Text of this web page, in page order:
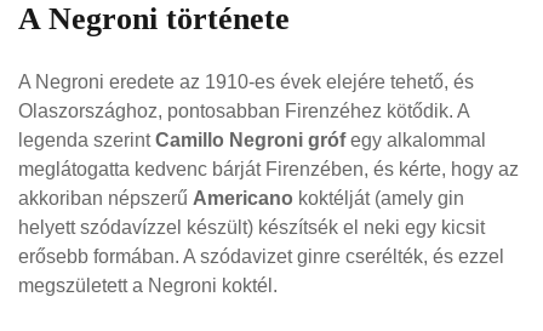
A Negroni története
A Negroni eredete az 1910-es évek elejére tehető, és
Olaszországhoz, pontosabban Firenzéhez kötődik. A
legenda szerintCamillo Negroni grófegy alkalommal
meglátogatta kedvenc bárját Firenzében, és kérte, hogy az
akkoriban népszerű Americano koktélját (amely gin
helyett szódavízzel készült) készítsék el neki egy kicsit
erősebb formában. A szódavizet ginre cserélték, és ezzel
megszületett a Negroni koktél.